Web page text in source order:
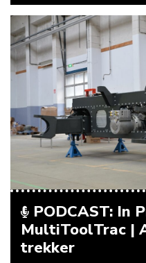
PODCAST: In
MultiToolTrac |
trekker